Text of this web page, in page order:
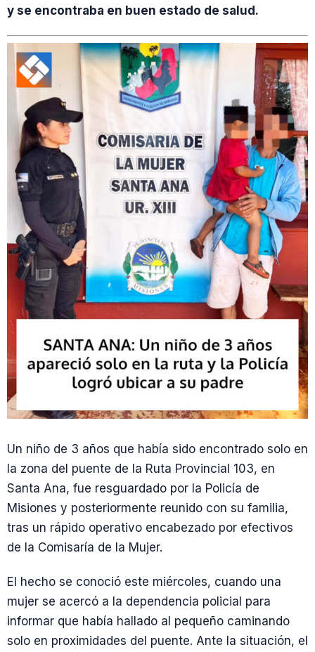
y se encontraba en buen estado de salud.
Un niño de 3 años que había sido encontrado solo en
la zona del puente de la Ruta Provincial 103, en
Santa Ana, fue resguardado por la Policía de
Misiones y posteriormente reunido con su familia,
tras un rápido operativo encabezado por efectivos
de la Comisaría de la Mujer.
El hecho se conoció este miércoles, cuando una
mujer se acercó a la dependencia policial para
informar que había hallado al pequeño caminando
solo en proximidades del puente. Ante la situación, el